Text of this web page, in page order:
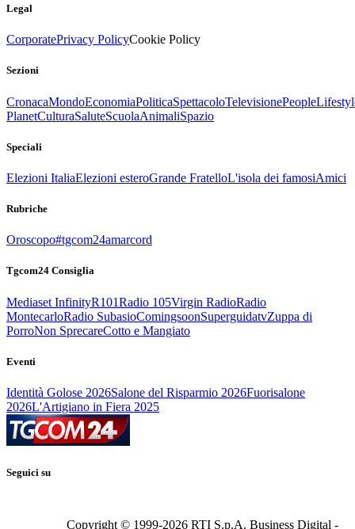
Legal
CorporatePrivacy PolicyCookie Policy
Sezioni
CronacaMondoEconomiaPoliticaSpettacoloTelevisionePeople
PlanetCulturaSaluteScuolaAnimaliSpazio
Speciali
Elezioni ItaliaElezioni esteroGrande FratelloL'isola dei famosiAmici
Rubriche
Oroscopo#tgcom24amarcord
Tgcom24 Consiglia
Mediaset InfinityR101Radio 105Virgin RadioRadio
MontecarloRadio SubasioComingsoonSuperguidatvZuppa di
PorroNon SprecareCotto e Mangiato
Eventi
Identità Golose 2026Salone del Risparmio 2026Fuorisalone
2026L'Artigiano in Fiera 2025
Seguici su
Copyright © 1999-2026 RTI S.p.A. Business Digital -